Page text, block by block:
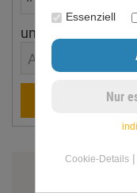
ungefährer Ort
Aachen
Essenziell
Cookie-Details|